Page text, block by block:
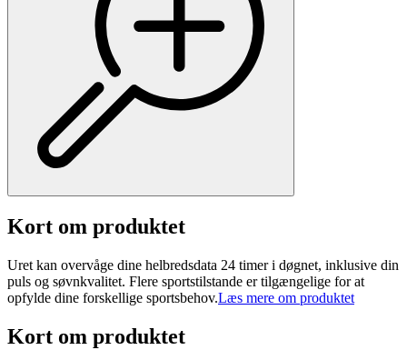
Kort om produktet
Uret kan overvåge dine helbredsdata 24 timer i døgnet, inklusive din
puls og søvnkvalitet. Flere sportstilstande er tilgængelige for at
opfylde dine forskellige sportsbehov.Læs mere om produktet
Kort om produktet